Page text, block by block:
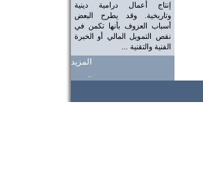
إنتاج أعمال درامية دينية
وتاريخية. وقد يطرح البعض
أسباب العزوف بأنها تكمن في
نقص التمويل المالي أو الخبرة
الفنية والتقنية ...
المزيد
..